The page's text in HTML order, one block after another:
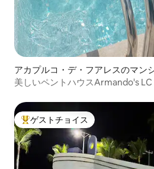
アカプルコ・デ・フアレスのマン
ート
美しいペントハウスArmando's LC
大好評のゲストチョイスです。
ゲストチョイス